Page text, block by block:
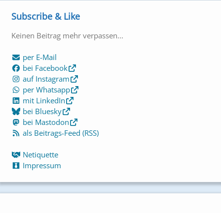
Subscribe & Like
Keinen Beitrag mehr verpassen...
per E-Mail
bei Facebook
auf Instagram
per Whatsapp
mit LinkedIn
bei Bluesky
bei Mastodon
als Beitrags-Feed (RSS)
Netiquette
Impressum